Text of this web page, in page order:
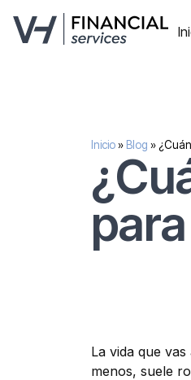
Inicio» Blog »
La vida que
menos, suele